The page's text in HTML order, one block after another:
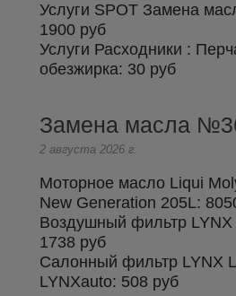
Услуги SPOT Замена
1900 руб
Услуги Расходники :
обезжирка: 30 руб
Замена масла
2 августа 2026 г.
Моторное масло Liqui
New Generation 205L:
Воздушный фильтр LYNX
1738 руб
Салонный фильтр LYNX
LYNXauto: 508 руб